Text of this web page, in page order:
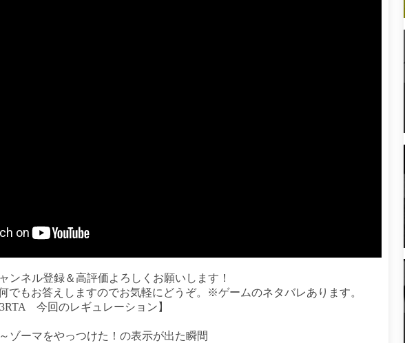
ンネル登録＆高評価よろしくお願いします！
でもお答えしますのでお気軽にどうぞ。※ゲームのネタバレあります。
今回のレギュレーション】
ゾーマをやっつけた！の表示が出た瞬間